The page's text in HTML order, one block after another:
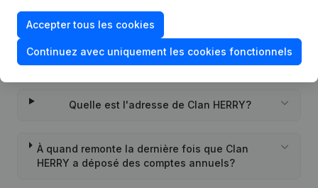
Quand la société Clan HERRY a-t-elle été
Quelle est l'adresse de Clan HERRY?
À quand remonte la dernière fois que Clan
HERRY a déposé des comptes annuels?
Accepter tous les cookies
Continuez avec uniquement les cookies fonctionnels